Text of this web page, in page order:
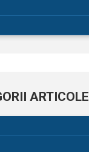
ARTICOLE